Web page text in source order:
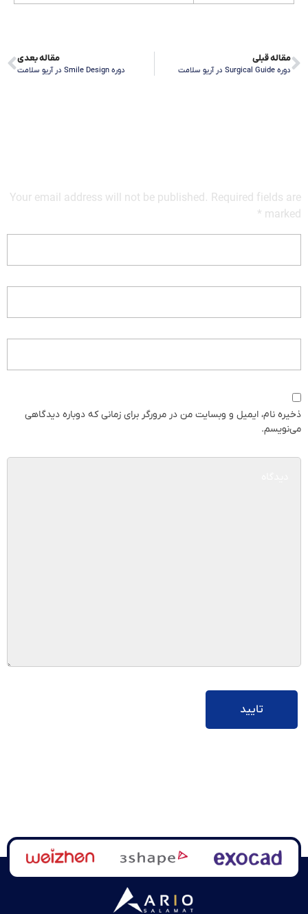
مقاله قبلی
دوره Surgical Guide در آریو سلامت
مقاله بعدی
دوره Smile Design در آریو سلامت
Your email address will not be published. Required fields are
marked *
ذخیره نام، ایمیل و وبسایت من در مرورگر برای زمانی که دوباره دیدگاهی
می‌نویسم.